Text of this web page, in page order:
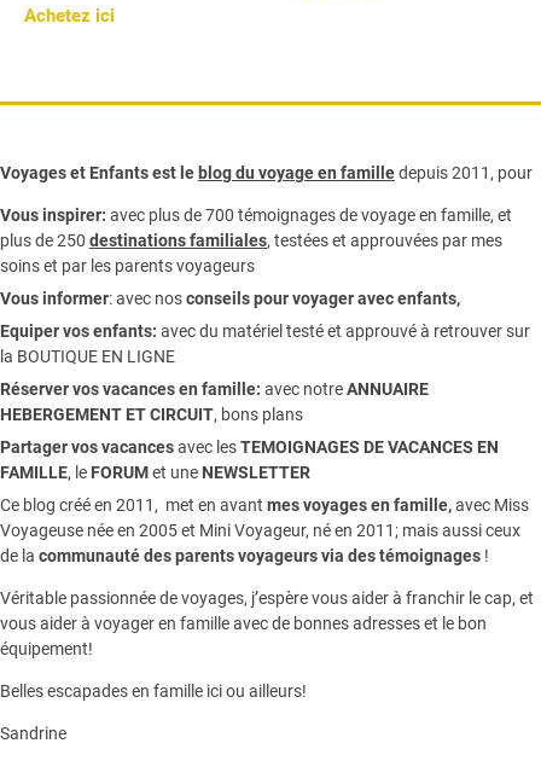
Achetez ici
Voyages et Enfants est le blog du voyage en familledepuis 2011, pour
Vous inspirer: avec plus de 700 témoignages devoyage en famille, et
plus de 250 destinations familiales, testées et approuvées par mes
soins et par les parents voyageurs
Vous informer:avec nosconseils pour voyager avec enfants,
Equiper vos enfants: avec du matériel testé et approuvé à retrouver sur
la BOUTIQUE EN LIGNE
Réserver vos vacances en famille: avec notreANNUAIRE
HEBERGEMENT ET CIRCUIT, bons plans
Partager vos vacancesavec lesTEMOIGNAGES DE VACANCES EN
FAMILLE, le FORUMet une NEWSLETTER
Ce blog créé en 2011, met en avant mes voyages en famille,avec Miss
Voyageuse née en 2005 et Mini Voyageur, né en 2011; mais aussi ceux
de la communauté des parents voyageurs via des témoignages !
Véritable passionnée de voyages, j’espère vous aider à franchir le cap, et
vous aider à voyager en famille avec de bonnes adresses et le bon
équipement!
Belles escapades en famille ici ou ailleurs!
Sandrine